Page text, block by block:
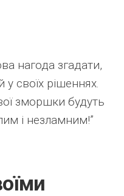
нагода згадати,
своїх рішеннях.
зморшки будуть
і незламним!”